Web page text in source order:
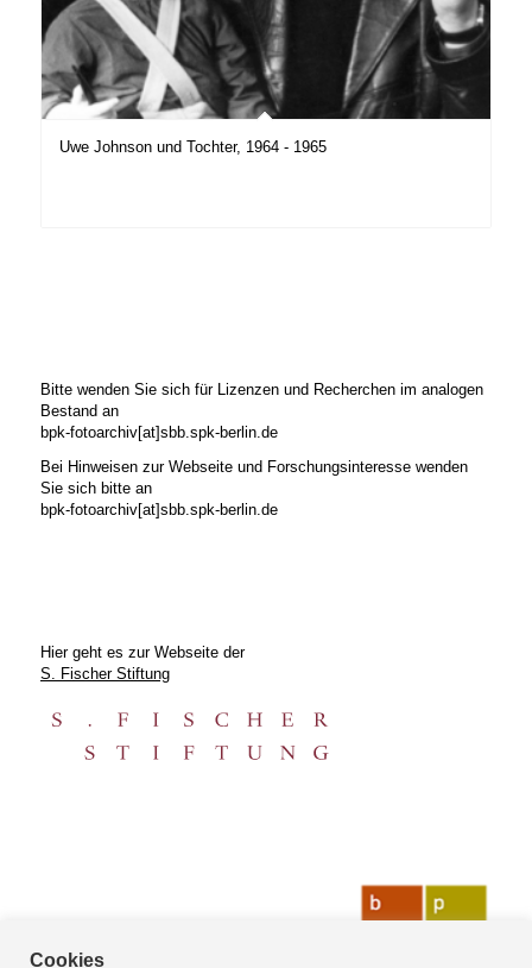
Uwe Johnson und Tochter, 1964 - 1965
Bitte wenden Sie sich für Lizenzen und Recherchen im analogen
Bestand an
bpk-fotoarchiv[at]sbb.spk-berlin.de
Bei Hinweisen zur Webseite und Forschungsinteresse wenden
Sie sich bitte an
bpk-fotoarchiv[at]sbb.spk-berlin.de
Hier geht es zur Webseite der
S. Fischer Stiftung
Cookies